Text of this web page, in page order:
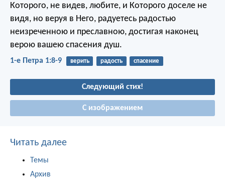
Которого, не видев, любите, и Которого доселе не
видя, но веруя в Него, радуетесь радостью
неизреченною и преславною, достигая наконец
верою вашею спасения душ.
1-е Петра 1:8-9 верить радость спасение
Следующий стих!
С изображением
Читать далее
Темы
Архив